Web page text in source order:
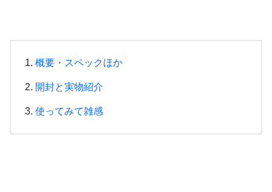
概要・スペックほか
開封と実物紹介
使ってみて雑感